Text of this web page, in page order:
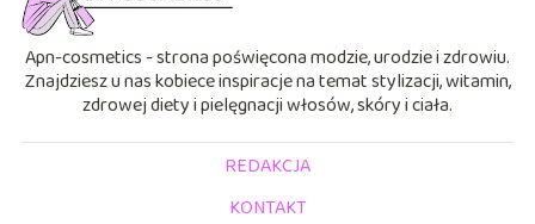
Apn-cosmetics - strona poświęcona modzie, urodzie i zdrowiu.
Znajdziesz u nas kobiece inspiracje na temat stylizacji, witamin,
zdrowej diety i pielęgnacji włosów, skóry i ciała.
REDAKCJA
KONTAKT